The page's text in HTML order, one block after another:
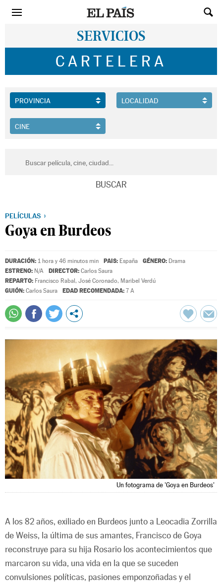
SERVICIOS
CARTELERA
PELÍCULAS
Goya en Burdeos
DURACIÓN: 1 hora y 46 minutos min PAIS: España GÉNERO: Drama
ESTRENO: N/A DIRECTOR: Carlos Saura
REPARTO: Francisco Rabal , José Coronado, Maribel Verdú
GUIÓN: Carlos Saura EDAD RECOMENDADA: 7 A
Un fotograma de 'Goya en Burdeos'
A los 82 años, exiliado en Burdeos junto a Leocadia Zorrilla
de Weiss, la última de sus amantes, Francisco de Goya
reconstruye para su hija Rosario los acontecimientos que
marcaron su vida, una vida en la que se suceden
convulsiones políticas, pasiones emponzoñadas y el